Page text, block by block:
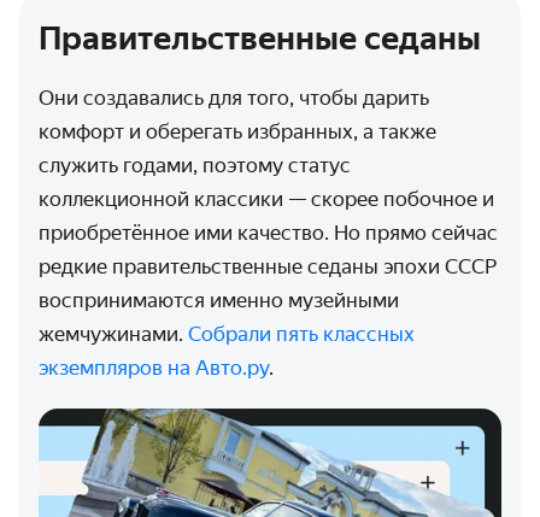
Правительственные седаны
Они создавались для того, чтобы дарить
комфорт и оберегать избранных, а также
служить годами, поэтому статус
коллекционной классики — скорее побочное и
приобретённое ими качество. Но прямо сейчас
редкие правительственные седаны эпохи СССР
воспринимаются именно музейными
жемчужинами. Собрали пять классных
экземпляров на Авто.ру.